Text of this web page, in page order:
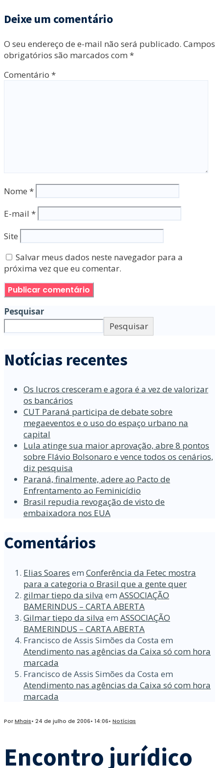
Deixe um comentário
O seu endereço de e-mail não será publicado. Campos
obrigatórios são marcados com *
Comentário *
Nome *
E-mail *
Site
Salvar meus dados neste navegador para a
próxima vez que eu comentar.
Pesquisar
Pesquisar
Notícias recentes
Os lucros cresceram e agora é a vez de valorizar
os bancários
CUT Paraná participa de debate sobre
megaeventos e o uso do espaço urbano na
capital
Lula atinge sua maior aprovação, abre 8 pontos
sobre Flávio Bolsonaro e vence todos os cenários,
diz pesquisa
Paraná, finalmente, adere ao Pacto de
Enfrentamento ao Feminicídio
Brasil repudia revogação de visto de
embaixadora nos EUA
Comentários
Elias Soares em Conferência da Fetec mostra
para a categoria o Brasil que a gente quer
gilmar tiepo da silva em ASSOCIAÇÃO
BAMERINDUS – CARTA ABERTA
Gilmar tiepo da silva em ASSOCIAÇÃO
BAMERINDUS – CARTA ABERTA
Francisco de Assis Simões da Costa em
Atendimento nas agências da Caixa só com hora
marcada
Francisco de Assis Simões da Costa em
Atendimento nas agências da Caixa só com hora
marcada
PorMhais• 24 de julho de 2006• 14:06• Notícias
Encontro jurídico